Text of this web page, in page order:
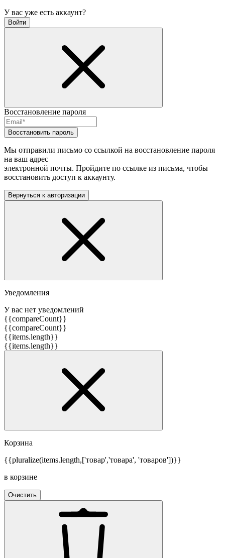
У вас уже есть аккаунт?
Войти
Восстановление пароля
Восстановить пароль
Мы отправили письмо со ссылкой на восстановление пароля
на ваш адрес
электронной почты. Пройдите по ссылке из письма, чтобы
восстановить доступ к аккаунту.
Вернуться к авторизации
Уведомления
У вас нет уведомлений
{{compareCount}}
{{compareCount}}
{{items.length}}
{{items.length}}
Корзина
{{pluralize(items.length,['товар','товара', 'товаров'])}}
в корзине
Очистить